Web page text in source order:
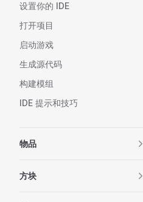
设置你的 IDE
打开项目
启动游戏
生成源代码
构建模组
IDE 提示和技巧
物品
方块